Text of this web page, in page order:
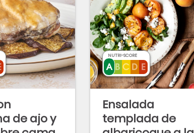
de ajo y
Ensalada
templada de
NUTRI-SCORE